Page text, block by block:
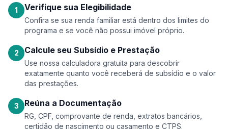
1 Verifique sua Elegibilidade
Confira se sua renda familiar está dentro dos limites do
programa e se você não possui imóvel próprio.
2 Calcule seu Subsídio e Prestação
Use nossa calculadora gratuita para descobrir
exatamente quanto você receberá de subsídio e o valor
das prestações.
3 Reúna a Documentação
RG, CPF, comprovante de renda, extratos bancários,
certidão de nascimento ou casamento e CTPS.